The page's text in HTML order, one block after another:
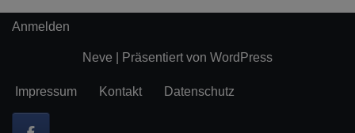
Anmelden
Neve | Präsentiert von WordPress
Impressum Kontakt Datenschutz